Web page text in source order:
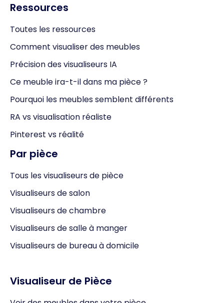
Ressources
Toutes les ressources
Comment visualiser des meubles
Précision des visualiseurs IA
Ce meuble ira-t-il dans ma pièce ?
Pourquoi les meubles semblent différents
RA vs visualisation réaliste
Pinterest vs réalité
Par pièce
Tous les visualiseurs de pièce
Visualiseurs de salon
Visualiseurs de chambre
Visualiseurs de salle à manger
Visualiseurs de bureau à domicile
Visualiseur de Pièce